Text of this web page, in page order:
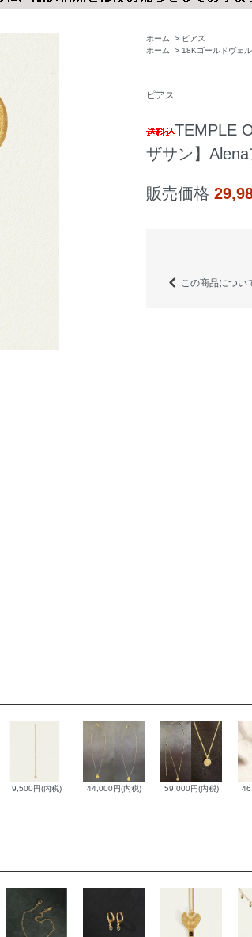
ホーム > ピアス
ホーム
> 18Kゴールドヴェ
ピアス
TEMPLE
ザサン】
販売価格
この商品につい
9,500円(内税) 44,000円(内税) 59,000円(内税)